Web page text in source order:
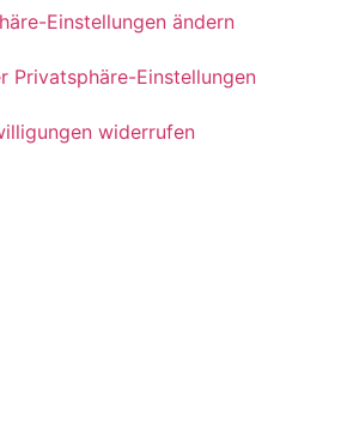
Einstellungen ändern
Privatsphäre-Einstellungen
widerrufen